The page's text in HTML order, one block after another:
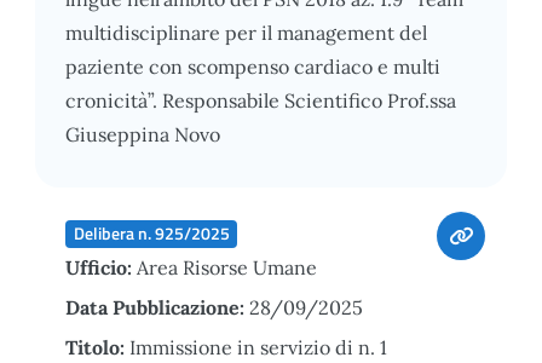
multidisciplinare per il management del
paziente con scompenso cardiaco e multi
cronicità”. Responsabile Scientifico Prof.ssa
Giuseppina Novo
Delibera n. 925/2025
Ufficio: Area Risorse Umane
Data Pubblicazione: 28/09/2025
Titolo: Immissione in servizio di n. 1